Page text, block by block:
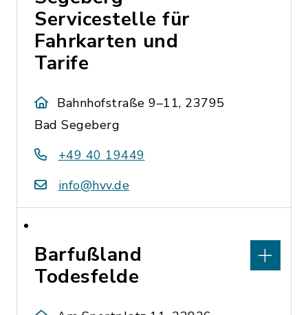
Servicestelle für
Fahrkarten und
Tarife
Bahnhofstraße 9–11, 23795
Bad Segeberg
+49 40 19449
info@hvv.de
Barfußland
Todesfelde